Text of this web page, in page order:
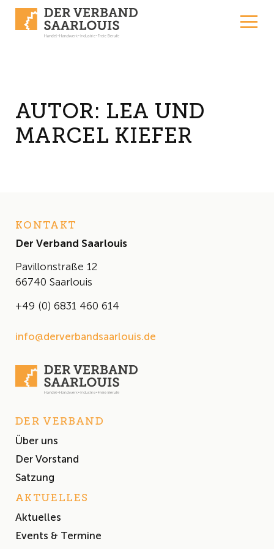
AUTOR: LEA UND
MARCEL KIEFER
KONTAKT
Der Verband Saarlouis
Pavillonstraße 12
66740 Saarlouis
+49 (0) 6831 460 614
info@derverbandsaarlouis.de
DER VERBAND
Über uns
Der Vorstand
Satzung
AKTUELLES
Aktuelles
Events & Termine